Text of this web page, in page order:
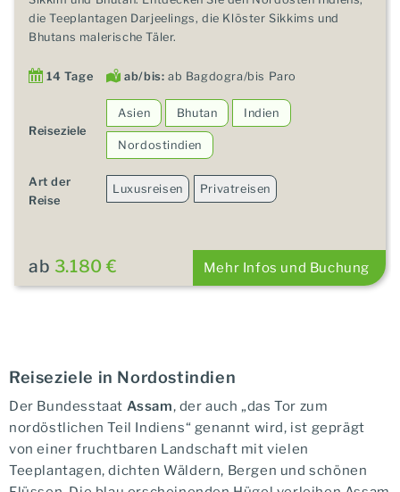
die Teeplantagen Darjeelings, die Klöster Sikkims und
Bhutans malerische Täler.
14 Tage ab/bis: ab Bagdogra/bis Paro
Reiseziele
Asien Bhutan Indien
Nordostindien
Art der
Reise
Luxusreisen Privatreisen
ab 3.180 € Mehr Infos und Buchung
Reiseziele in Nordostindien
Der Bundesstaat Assam, der auch „das Tor zum
nordöstlichen Teil Indiens“ genannt wird, ist geprägt
von einer fruchtbaren Landschaft mit vielen
Teeplantagen, dichten Wäldern, Bergen und schönen